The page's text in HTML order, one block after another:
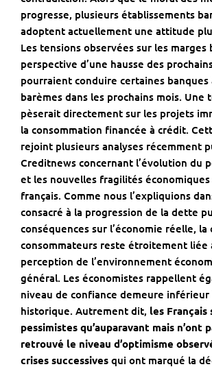
progresse, plusieurs établissements
adoptent actuellement une attitude
Les tensions observées sur les marges
perspective d’une hausse des
pourraient conduire certaines
barèmes dans les prochains mois. Une
pèserait directement sur les projets
la consommation financée à crédit.
rejoint plusieurs analyses récemment
Creditnews concernant l’évolution du
et les nouvelles fragilités économiques
français. Comme nous l’expliquions
consacré à la progression de la dette
conséquences sur l’économie réelle, la
consommateurs reste étroitement liée
perception de l’environnement
général. Les économistes rappellent
niveau de confiance demeure inférieur
historique. Autrement dit, les Français
pessimistes qu’auparavant mais n’ont
retrouvé le niveau d’optimisme
crises successives qui ont marqué la